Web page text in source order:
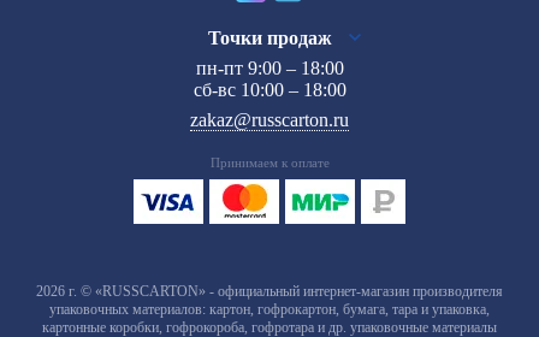
Точки продаж
пн-пт 9:00 – 18:00
сб-вс 10:00 – 18:00
zakaz@russcarton.ru
Принимаем к оплате
2026 г. © «RUSSCARTON» - официальный интернет-магазин производителя
упаковочных материалов: картон, гофрокартон, бумага, тара и упаковка,
картонные коробки, гофрокороба, гофротара и др. упаковочные материалы